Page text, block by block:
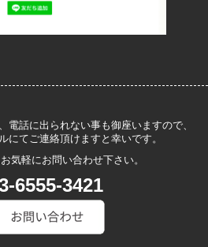
電話に出られない事も御座いますので、
にてご連絡頂けますと幸いです。
気軽にお問い合わせ下さい。
6555-3421